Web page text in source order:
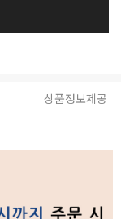
상품정보제공